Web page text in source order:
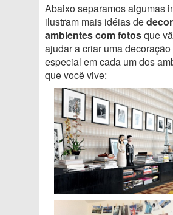
Abaixo separamos algumas
ilustram mais idéias de
ambientes com fotosque
ajudar a criar uma
especial em cada um dos
que você vive: